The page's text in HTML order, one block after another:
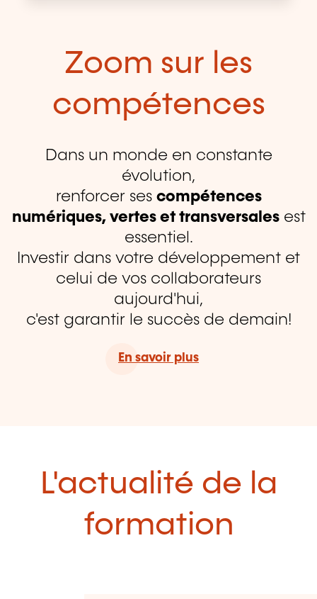
Zoom sur les
compétences
Dans un monde en constante
évolution,
renforcer ses compétences
numériques, vertes et transversalesest
essentiel.
Investir dans votre développement et
celui de vos collaborateurs
aujourd'hui,
c'est garantir le succès de demain!
En savoir plus
L'actualité de la
formation